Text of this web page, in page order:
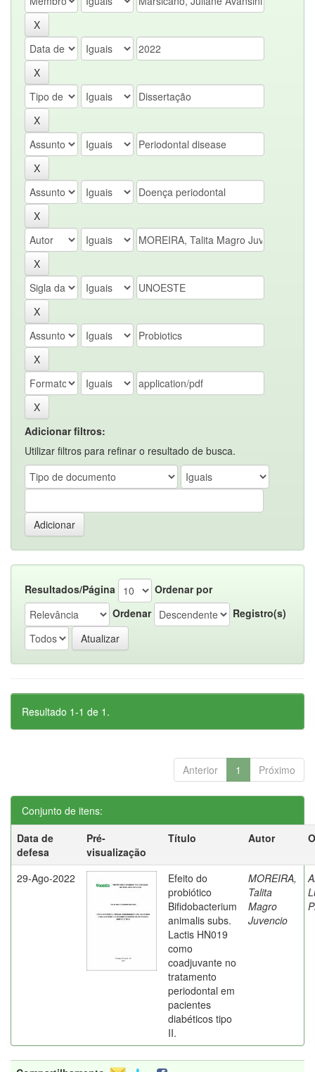
Adicionar filtros:
Utilizar filtros para refinar o resultado de busca.
Resultados/Página
Ordenar por
Ordenar
Registro(s)
Resultado 1-1 de 1.
Anterior 1 Próximo
Conjunto de itens:
Data de
defesa
Pré-
visualização
Título Autor
29-Ago-2022
Efeito do
probiótico
Bifidobacterium
animalis subs.
Lactis HN019
como
coadjuvante no
tratamento
periodontal em
pacientes
diabéticos tipo
II.
MOREIRA,
Talita
Magro
Juvencio